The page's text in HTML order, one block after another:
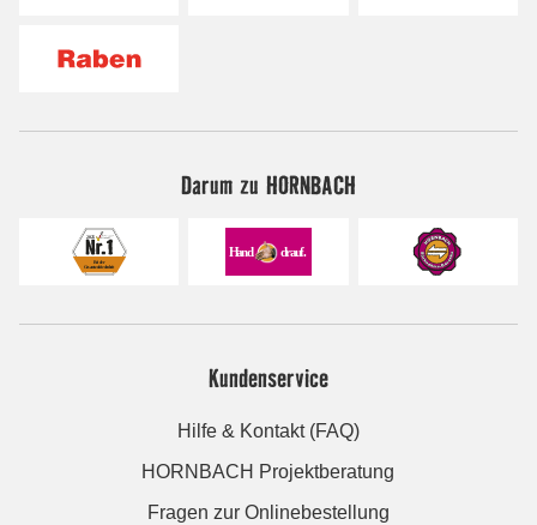
Darum zu HORNBACH
Kundenservice
Hilfe & Kontakt (FAQ)
HORNBACH Projektberatung
Fragen zur Onlinebestellung